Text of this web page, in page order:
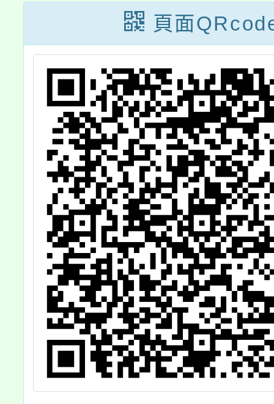
遊之旅暨國際女
孩日活動」一
案， 請鼓勵所屬
踴躍報名參加，
請查照。
賽活
法及
1份，
勵學
參加
頁面